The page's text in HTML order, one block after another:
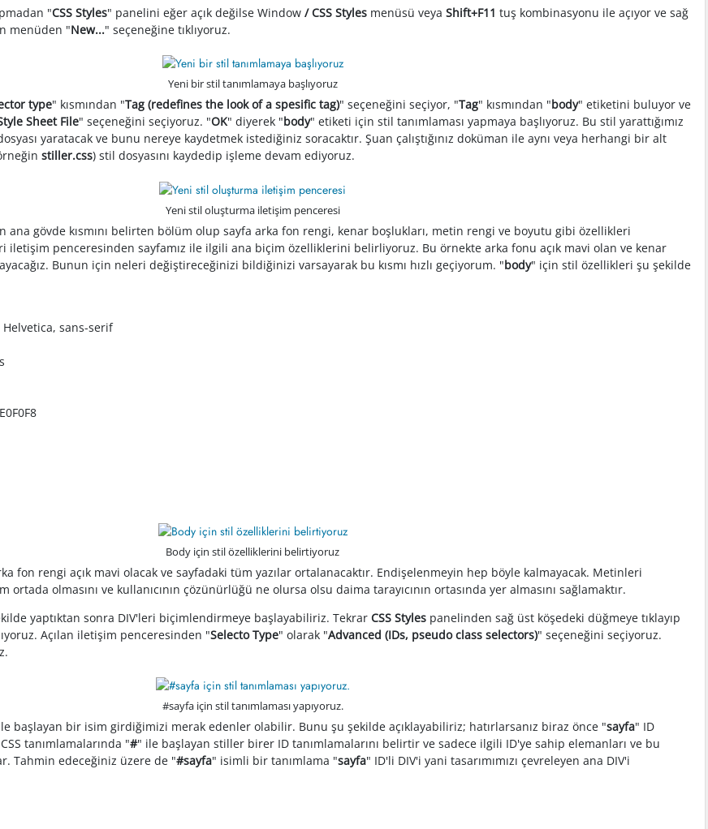
"CSS Styles" panelini eğer açık değilse Window/ CSS Styles menüsü veyaShift+F11 tuş kombinasyonu ile açıyor ve sağ
menüden "New..." seçeneğine tıklıyoruz.
Yeni bir stil tanımlamaya başlıyoruz
type" kısmından "Tag (redefines the look of a spesific tag)" seçeneğini seçiyor, "Tag" kısmından "body" etiketini buluyor ve
Sheet File" seçeneğini seçiyoruz. "OK" diyerek "body" etiketi için stil tanımlaması yapmaya başlıyoruz. Bu stil yarattığımız
yaratacak ve bunu nereye kaydetmek istediğiniz soracaktır. Şuan çalıştığınız doküman ile aynı veya herhangi bir alt
stiller.css) stil dosyasını kaydedip işleme devam ediyoruz.
Yeni stil oluşturma iletişim penceresi
ana gövde kısmını belirten bölüm olup sayfa arka fon rengi, kenar boşlukları, metin rengi ve boyutu gibi özellikleri
iletişim penceresinden sayfamız ile ilgili ana biçim özelliklerini belirliyoruz. Bu örnekte arka fonu açık mavi olan ve kenar
Bunun için neleri değiştireceğinizi bildiğinizi varsayarak bu kısmı hızlı geçiyorum. "body" için stil özellikleri şu şekilde
sans-serif
Body için stil özelliklerini belirtiyoruz
fon rengi açık mavi olacak ve sayfadaki tüm yazılar ortalanacaktır. Endişelenmeyin hep böyle kalmayacak. Metinleri
ortada olmasını ve kullanıcının çözünürlüğü ne olursa olsu daima tarayıcının ortasında yer almasını sağlamaktır.
yaptıktan sonra DIV'leri biçimlendirmeye başlayabiliriz. TekrarCSS Styles panelinden sağ üst köşedeki düğmeye tıklayıp
Açılan iletişim penceresinden "Selecto Type" olarak "Advanced (IDs, pseudo class selectors)" seçeneğini seçiyoruz.
#sayfa için stil tanımlaması yapıyoruz.
başlayan bir isim girdiğimizi merak edenler olabilir. Bunu şu şekilde açıklayabiliriz; hatırlarsanız biraz önce "sayfa" ID
tanımlamalarında "#" ile başlayan stiller birer ID tanımlamalarını belirtir ve sadece ilgili ID'ye sahip elemanları ve bu
Tahmin edeceğiniz üzere de "#sayfa" isimli bir tanımlama "sayfa" ID'li DIV'i yani tasarımımızı çevreleyen ana DIV'i